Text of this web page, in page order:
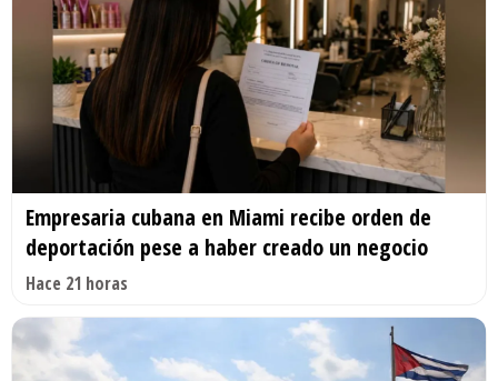
Empresaria cubana en Miami recibe orden de
deportación pese a haber creado un negocio
Hace 21 horas